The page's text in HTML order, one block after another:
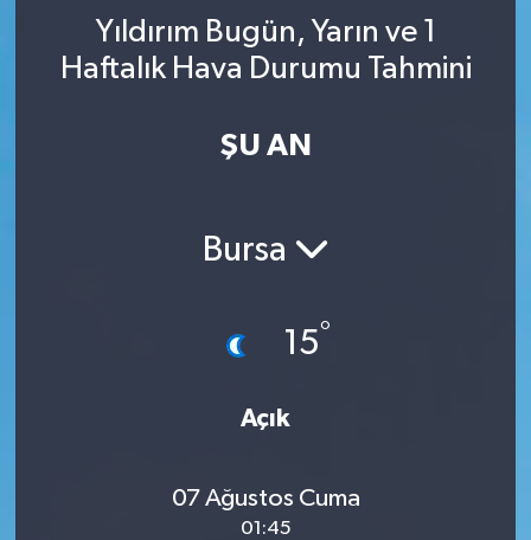
Yıldırım Bugün, Yarın ve 1
Haftalık Hava Durumu Tahmini
ŞU AN
Bursa
15°
Açık
07 Ağustos Cuma
01:45
Tüm Manşetler